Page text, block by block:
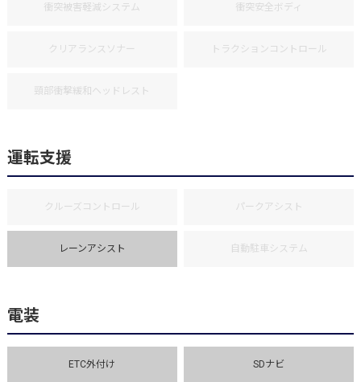
衝突被害軽減システム 衝突安全ボディ
クリアランスソナー トラクションコントロール
頸部衝撃緩和ヘッドレスト
運転支援
クルーズコントロール パークアシスト
レーンアシスト 自動駐車システム
電装
ETC外付け SDナビ